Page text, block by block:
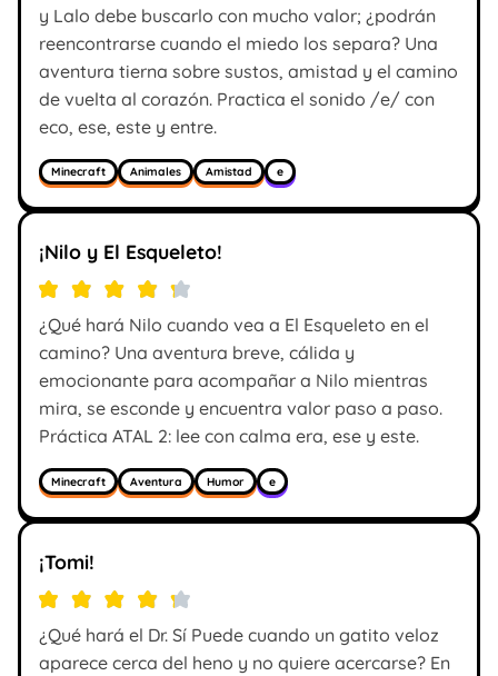
y Lalo debe buscarlo con mucho valor; ¿podrán
reencontrarse cuando el miedo los separa? Una
aventura tierna sobre sustos, amistad y el camino
de vuelta al corazón. Practica el sonido /e/ con
eco, ese, este y entre.
Minecraft Animales Amistad e
¡Nilo y El Esqueleto!
¿Qué hará Nilo cuando vea a El Esqueleto en el
camino? Una aventura breve, cálida y
emocionante para acompañar a Nilo mientras
mira, se esconde y encuentra valor paso a paso.
Práctica ATAL 2: lee con calma era, ese y este.
Minecraft Aventura Humor e
¡Tomi!
¿Qué hará el Dr. Sí Puede cuando un gatito veloz
aparece cerca del heno y no quiere acercarse? En